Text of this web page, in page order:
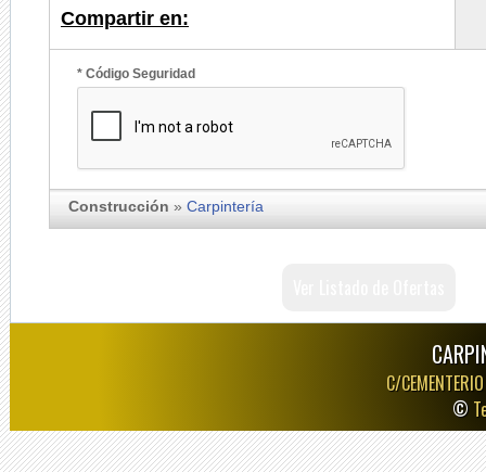
Compartir en:
* Código Seguridad
Construcción » Carpintería
C/
©